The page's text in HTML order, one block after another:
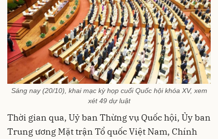
Sáng nay (20/10), khai mạc kỳ họp cuối Quốc hội khóa XV, xem
xét 49 dự luật
Thời gian qua, Uỷ ban Thừng vụ Quốc hội, Ủy ban
Trung ương Mặt trận Tổ quốc Việt Nam, Chính